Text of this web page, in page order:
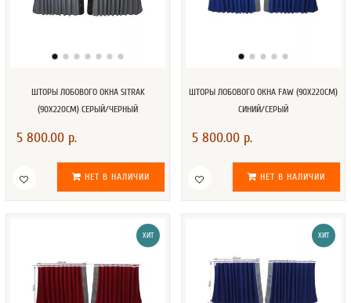
ШТОРЫ ЛОБОВОГО ОКНА SITRAK
(90Х220СМ) СЕРЫЙ/ЧЕРНЫЙ
5 800.00 р.
НЕТ В НАЛИЧИИ
ШТОРЫ ЛОБОВОГО ОКНА FAW (90Х220СМ)
СИНИЙ/СЕРЫЙ
5 800.00 р.
НЕТ В НАЛИЧИИ
ХИТ ХИТ